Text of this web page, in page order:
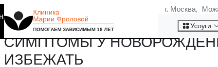
Клиника
Марии Фроловой
ПОМОГАЕМ ЗАВИСИМЫМ 18 ЛЕТ
г. Москва,
Услуги
ФЕТАЛЬНЫЙ
СИМПТОМЫ У
ИЗБЕЖАТЬ
то, что мы используем